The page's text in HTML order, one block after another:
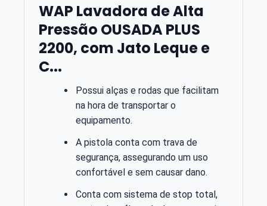
WAP Lavadora de Alta
Pressão OUSADA PLUS
2200, com Jato Leque e
C...
Possui alças e rodas que facilitam
na hora de transportar o
equipamento.
A pistola conta com trava de
segurança, assegurando um uso
confortável e sem causar dano.
Conta com sistema de stop total,